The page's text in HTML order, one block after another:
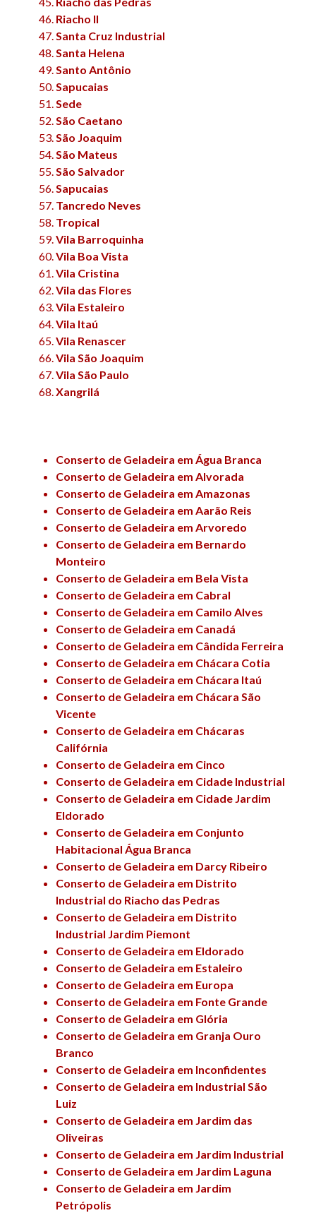
Riacho II
Santa Cruz Industrial
Santa Helena
Santo Antônio
Sapucaias
Sede
São Caetano
São Joaquim
São Mateus
São Salvador
Sapucaias
Tancredo Neves
Tropical
Vila Barroquinha
Vila Boa Vista
Vila Cristina
Vila das Flores
Vila Estaleiro
Vila Itaú
Vila Renascer
Vila São Joaquim
Vila São Paulo
Xangrilá
Conserto de Geladeira em Água Branca
Conserto de Geladeira em Alvorada
Conserto de Geladeira em Amazonas
Conserto de Geladeira em Aarão Reis
Conserto de Geladeira em Arvoredo
Conserto de Geladeira em Bernardo
Monteiro
Conserto de Geladeira em Bela Vista
Conserto de Geladeira em Cabral
Conserto de Geladeira em Camilo Alves
Conserto de Geladeira em Canadá
Conserto de Geladeira em Cândida Ferreira
Conserto de Geladeira em Chácara Cotia
Conserto de Geladeira em Chácara Itaú
Conserto de Geladeira em Chácara São
Vicente
Conserto de Geladeira em Chácaras
Califórnia
Conserto de Geladeira em Cinco
Conserto de Geladeira em Cidade Industrial
Conserto de Geladeira em Cidade Jardim
Eldorado
Conserto de Geladeira em Conjunto
Habitacional Água Branca
Conserto de Geladeira em Darcy Ribeiro
Conserto de Geladeira em Distrito
Industrial do Riacho das Pedras
Conserto de Geladeira em Distrito
Industrial Jardim Piemont
Conserto de Geladeira em Eldorado
Conserto de Geladeira em Estaleiro
Conserto de Geladeira em Europa
Conserto de Geladeira em Fonte Grande
Conserto de Geladeira em Glória
Conserto de Geladeira em Granja Ouro
Branco
Conserto de Geladeira em Inconfidentes
Conserto de Geladeira em Industrial São
Luiz
Conserto de Geladeira em Jardim das
Oliveiras
Conserto de Geladeira em Jardim Industrial
Conserto de Geladeira em Jardim Laguna
Conserto de Geladeira em Jardim
Petrópolis